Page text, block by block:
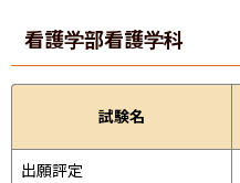
看護学部看護学科
試験名
出願評定